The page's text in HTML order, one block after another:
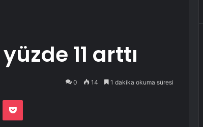
11 arttı
0 14 1 dakika okuma süresi
Pocket